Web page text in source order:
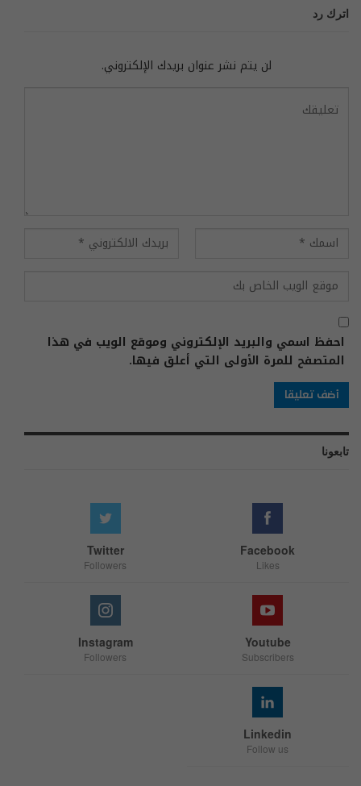
اترك رد
لن يتم نشر عنوان بريدك الإلكتروني.
احفظ اسمي والبريد الإلكتروني وموقع الويب في هذا
المتصفح للمرة الأولى التي أعلق فيها.
تابعونا
Facebook
Likes
Twitter
Followers
Youtube
Subscribers
Instagram
Followers
Linkedin
Follow us